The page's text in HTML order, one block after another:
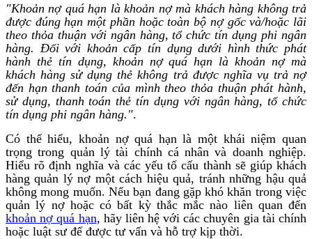
"Khoản nợ quá hạn là khoản nợ mà khách hàng không trả
được đúng hạn một phần hoặc toàn bộ nợ gốc và/hoặc lãi
theo thỏa thuận với ngân hàng, tổ chức tín dụng phi ngân
hàng. Đối với khoản cấp tín dụng dưới hình thức phát
hành thẻ tín dụng, khoản nợ quá hạn là khoản nợ mà
khách hàng sử dụng thẻ không trả được nghĩa vụ trả nợ
đến hạn thanh toán của mình theo thỏa thuận phát hành,
sử dụng, thanh toán thẻ tín dụng với ngân hàng, tổ chức
tín dụng phi ngân hàng.".
Có thể hiểu, khoản nợ quá hạn là một khái niệm quan
trọng trong quản lý tài chính cá nhân và doanh nghiệp.
Hiểu rõ định nghĩa và các yếu tố cấu thành sẽ giúp khách
hàng quản lý nợ một cách hiệu quả, tránh những hậu quả
không mong muốn. Nếu bạn đang gặp khó khăn trong việc
quản lý nợ hoặc có bất kỳ thắc mắc nào liên quan đến
khoản nợ quá hạn, hãy liên hệ với các chuyên gia tài chính
hoặc luật sư để được tư vấn và hỗ trợ kịp thời.